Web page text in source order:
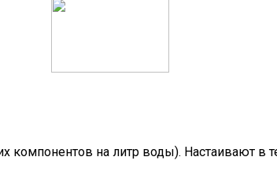
компонентов на литр воды). Настаивают в